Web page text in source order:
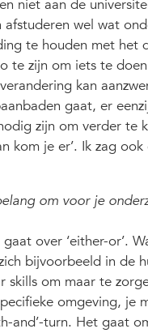
niet aan de
wel wat
te houden met het
te zijn om iets te
kan
gaat, er
zijn om verder te
kom je er’. Ik zag
om voor je
over ‘either-or’.
bijvoorbeeld in de
skills om maar te
omgeving, je
and’-turn. Het gaat